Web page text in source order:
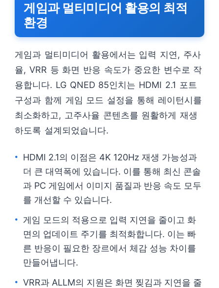
게임과 멀티미디어 활용의 최적
환경
게임과 멀티미디어 활용에서는 입력 지연, 주사
율, VRR 등 화면 반응 속도가 중요한 변수로 작
용합니다. LG QNED 85인치는 HDMI 2.1 포트
구성과 함께 게임 모드 설정을 통해 레이턴시를
최소화하고, 고주사율 콘텐츠를 원활하게 재생
하도록 설계되었습니다.
HDMI 2.1의 이점은 4K 120Hz 재생 가능성과
더 큰 대역폭에 있습니다. 이를 통해 최신 콘솔
과 PC 게임에서 이미지 품질과 반응 속도 모두
를 개선할 수 있습니다.
게임 모드의 적용으로 입력 지연을 줄이고 화
면의 업데이트 주기를 최적화합니다. 이는 빠
른 반응이 필요한 장르에서 체감 성능 차이를
만들어냅니다.
VRR과 ALLM의 지원은 화면 찢김과 지연을 줄